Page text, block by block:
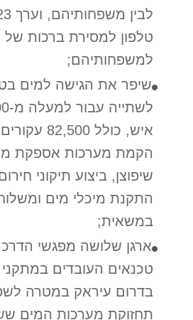
טלפון למסירת ברכות של
למשפחותיהם;
שיפר את הגישה למים
איש, כולל
הקמת מערכות אספקת
שיפוצן, ביצוע תיקוני
התקנת מיכלי מים
במשאית;
טכנאים העובדים במתקני
בדרום עיראק במטרה
תחזוקת מערכות המים